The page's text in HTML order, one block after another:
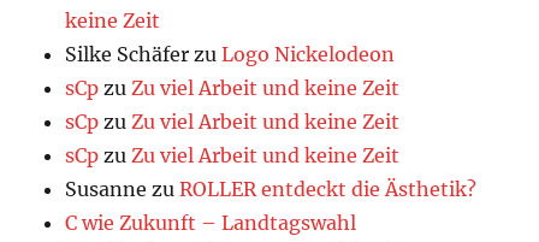
keine Zeit
Silke Schäfer zuLogo Nickelodeon
sCp zu Zu viel Arbeit und keine Zeit
sCp zu Zu viel Arbeit und keine Zeit
sCp zu Zu viel Arbeit und keine Zeit
Susanne zuROLLER entdeckt die Ästhetik?
C wie Zukunft – Landtagswahl